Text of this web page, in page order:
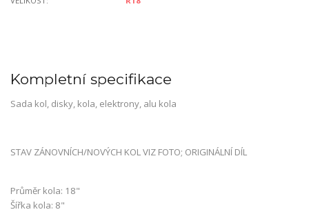
Kompletní specifikace
Sada kol, disky, kola, elektrony, alu kola
STAV ZÁNOVNÍCH/NOVÝCH KOL VIZ FOTO; ORIGINÁLNÍ DÍL
Průměr kola: 18"
Šířka kola: 8"